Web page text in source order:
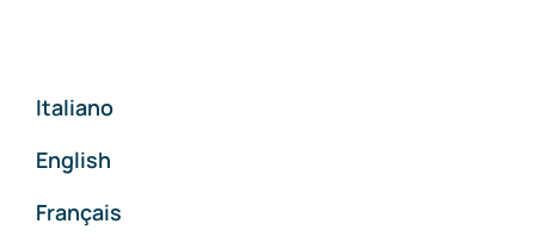
Italiano
English
Français